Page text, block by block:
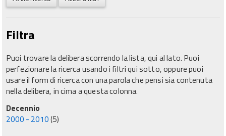
Filtra
Puoi trovare la delibera scorrendo la lista, qui al lato. Puoi
perfezionare la ricerca usando i filtri qui sotto, oppure puoi
usare il form di ricerca con una parola che pensi sia contenuta
nella delibera, in cima a questa colonna.
Decennio
2000 - 2010(5)